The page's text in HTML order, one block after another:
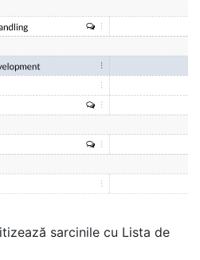
sarcinile cu Lista de